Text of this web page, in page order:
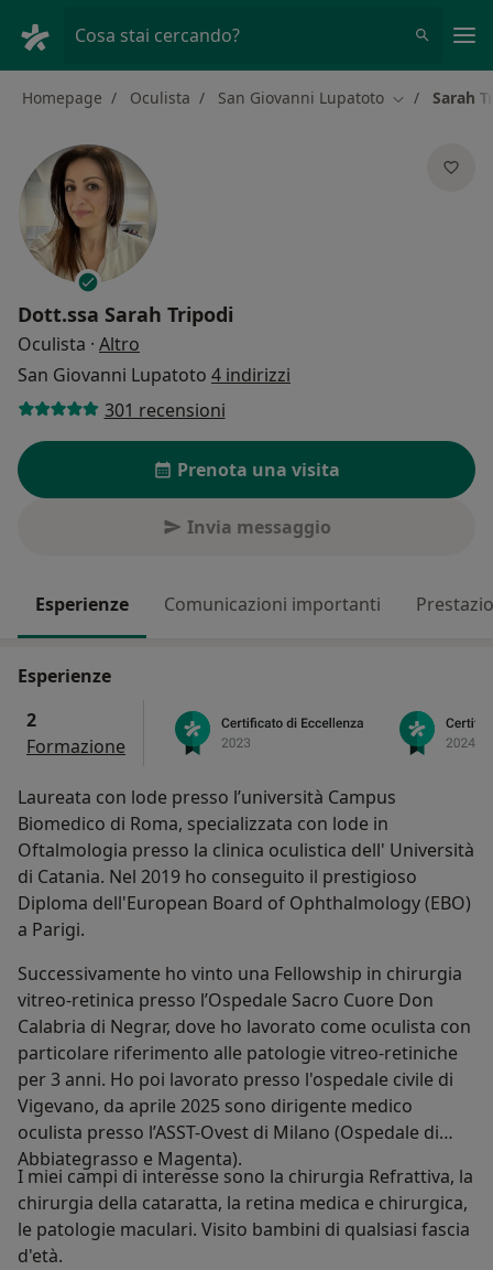
Cosa stai cercando?
Homepage Oculista San Giovanni Lupatoto Cambia città
Sarah
Dott.ssa Sarah Tripodi
Oculista · Altro
San Giovanni Lupatoto 4 indirizzi
301 recensioni
Prenota una visita
Invia messaggio
Esperienze Comunicazioni importanti
Esperienze
2
Formazione
Laureata con lode presso l’università Campus
Biomedico di Roma, specializzata con lode in
Oftalmologia presso la clinica oculistica dell' Università
di Catania. Nel 2019 ho conseguito il prestigioso
Diploma dell'European Board of Ophthalmology (EBO)
a Parigi.
Successivamente ho vinto una Fellowship in chirurgia
vitreo-retinica presso l’Ospedale Sacro Cuore Don
Calabria di Negrar, dove ho lavorato come oculista con
particolare riferimento alle patologie vitreo-retiniche
per 3 anni. Ho poi lavorato presso l'ospedale civile di
Vigevano, da aprile 2025 sono dirigente medico
oculista presso l’ASST-Ovest di Milano (Ospedale di
Abbiategrasso e Magenta).
I miei campi di interesse sono la chirurgia Refrattiva, la
chirurgia della cataratta, la retina medica e chirurgica,
le patologie maculari. Visito bambini di qualsiasi fascia
d'età.